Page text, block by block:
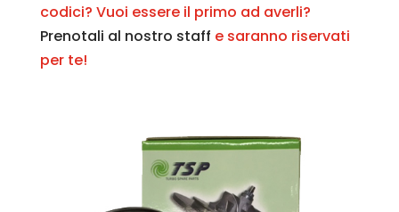
codici? Vuoi essere il primo ad averli?
Prenotali al nostro staff e saranno riservati
per te!